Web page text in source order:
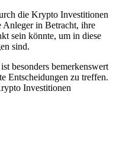
die Krypto Investitionen
Anleger in Betracht, ihre
sein könnte, um in diese
sind.
besonders bemerkenswert
Entscheidungen zu treffen.
Investitionen